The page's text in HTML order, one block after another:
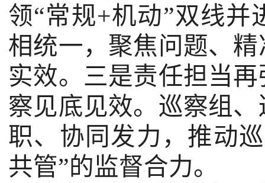
领“常规+机动”双线并
相统一，聚焦问题、
实效。三是责任担当
察见底见效。巡察组
职、协同发力，推动
共管”的监督合力。